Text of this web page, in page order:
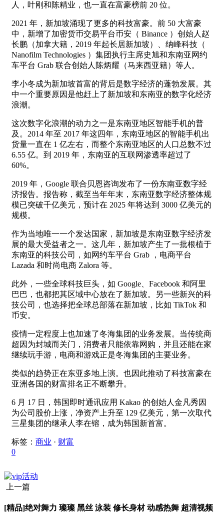
人，叶刚和陈精业，也一直在富豪榜前 20 位。
2021 年，新加坡涌现了更多的科技富豪。前 50 大富豪
中，新增了加密货币交易平台币安（ Binance ）创始人赵
长鹏（加拿大籍，2019 年起长居新加坡）、纳峰科技（
Nanofilm Technologies ）集团执行主席史旭和东南亚网约
车平台 Grab 联合创始人陈炳耀（马来西亚籍）等人。
李小冬成为新加坡首富的背后是数字经济的蓬勃发展。其
中一个重要原因是他赶上了新加坡和东南亚的数字化经济
浪潮。
这次数字化浪潮的动力之一是东南亚地区智能手机的普
及。2014 年至 2017 年这四年，东南亚地区的智能手机出
货量一直在 1 亿左右，而整个东南亚地区的人口总数不过
6.55 亿。到 2019 年，东南亚的互联网渗透率超过了
60%。
2019 年，Google 联合贝恩咨询发布了一份东南亚数字经
济报告。报告称，截至当年年末，东南亚数字经济整体规
模已突破千亿美元，预计在 2025 年将达到 3000 亿美元的
规模。
作为当地唯一一个发达国家，新加坡是东南亚数字经济发
展的最大受益者之一。这几年，新加坡产生了一批根植于
东南亚的科技公司，如网约车平台 Grab ，电商平台
Lazada 和时尚电商 Zalora 等。
此外，一些全球科技巨头，如 Google、Facebook 和阿里
巴巴，也都把其区域中心放在了新加坡。另一些新兴的科
技公司，也选择把全球总部落在新加坡，比如 TikTok 和
币安。
疫情一定程度上也加速了冬海集团的业务发展。当传统商
超因为封城而关门，消费者只能依靠网购，并且还能在家
继续玩手游，电商和游戏正是冬海集团的主要业务。
类似的趋势正在东亚多地上演。也因此推动了科技富豪在
亚洲各国的财富排名正不断攀升。
6 月 17 日，韩国即时通讯应用 Kakao 的创始人金凡秀因
为公司股价上涨，净资产上升至 129 亿美元，第一次取代
三星集团的继承人李在镕，成为韩国新首富。
标签： 商业 · 财富
0
上一篇
[精品]绝对舞力 璨璨 黑丝 泳装 修长身材 动感热舞 超清视频